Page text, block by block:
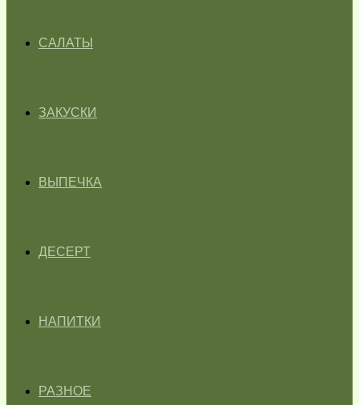
САЛАТЫ
ЗАКУСКИ
ВЫПЕЧКА
ДЕСЕРТ
НАПИТКИ
РАЗНОЕ